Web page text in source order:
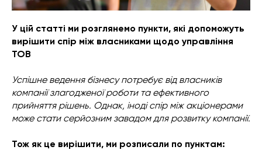
У цій статті ми розглянемо пункти, які допоможуть
вирішити спір між власниками щодо управління
ТОВ
Успішне ведення бізнесу потребує від власників
компанії злагодженої роботи та ефективного
прийняття рішень. Однак, іноді спір між акціонерами
може стати серйозним завадом для розвитку компанії.
Тож як це вирішити, ми розписали по пунктам: